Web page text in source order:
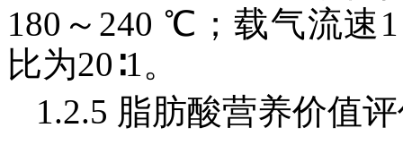
180～240 ℃；载气流速
比为20∶1。
1.2.5 脂肪酸营养价值